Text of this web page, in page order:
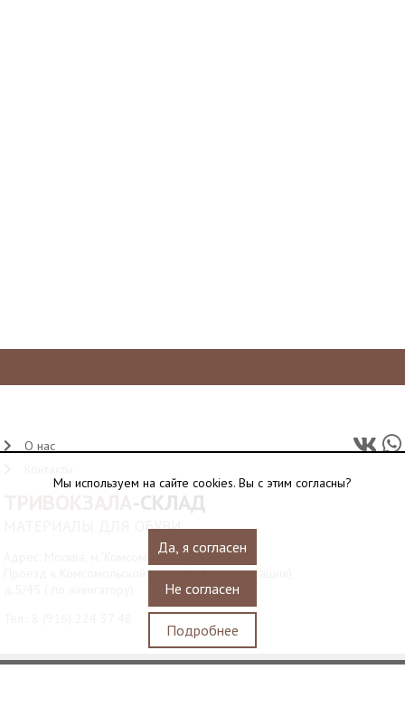
-СКЛАД
МАТЕРИАЛЫ ДЛЯ ОБУВИ
Адрес: Москва, м."Комсомольская",
Проезд к Комсомольской пл., д.12 (Красная башня),
О нас
Мы используем на сайте cookies. Вы с этим согласны?
Да, я согласен
Не согласен
Подробнее